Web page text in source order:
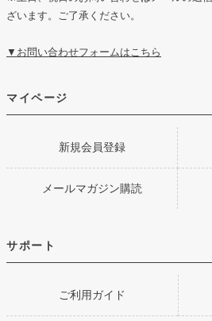
ざいます。ご了承ください。
▼お問い合わせフォームはこちら
マイページ
新規会員登録
メールマガジン購読
サポート
ご利用ガイド